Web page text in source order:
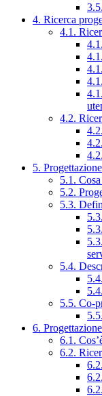
4. Ricerca
4.1.
4.2.
5.
5.1.
5.2.
5.3.
5.4.
5.5. Co-
6.
6.1.
6.2.